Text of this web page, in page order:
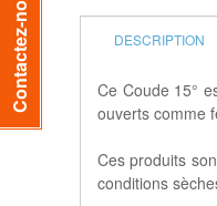
DESCRIPTION
Ce Coude 15°
ouverts comme
Ces produits
conditions
Contactez-nous